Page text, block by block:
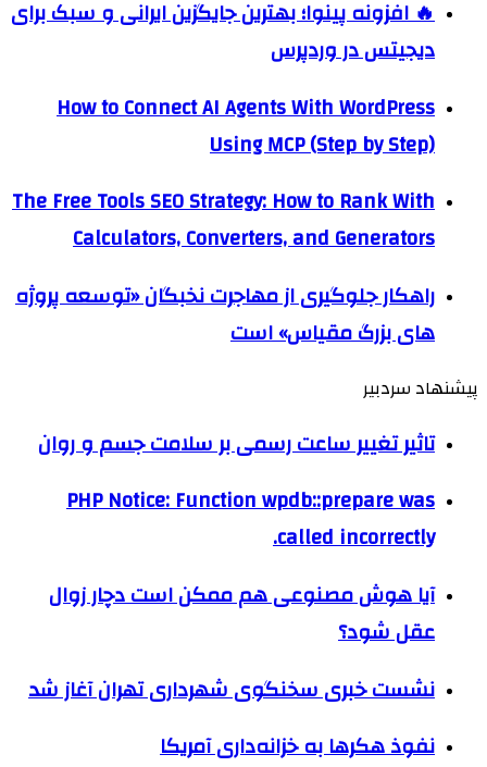
🔥 افزونه پینوا؛ بهترین جایگزین ایرانی و سبک برای
دیجیتس در وردپرس
How to Connect AI Agents With WordPress
Using MCP (Step by Step)
The Free Tools SEO Strategy: How to Rank With
Calculators, Converters, and Generators
راهکار جلوگیری از مهاجرت نخبگان «توسعه پروژه
های بزرگ مقیاس» است
پیشنهاد سردبیر
تاثیر تغییر ساعت رسمی بر سلامت جسم و روان
PHP Notice: Function wpdb::prepare was
called incorrectly.
آیا هوش مصنوعی هم ممکن است دچار زوال
عقل شود؟
نشست خبری سخنگوی شهرداری تهران آغاز شد
نفوذ هکرها به خزانه‌داری آمریکا